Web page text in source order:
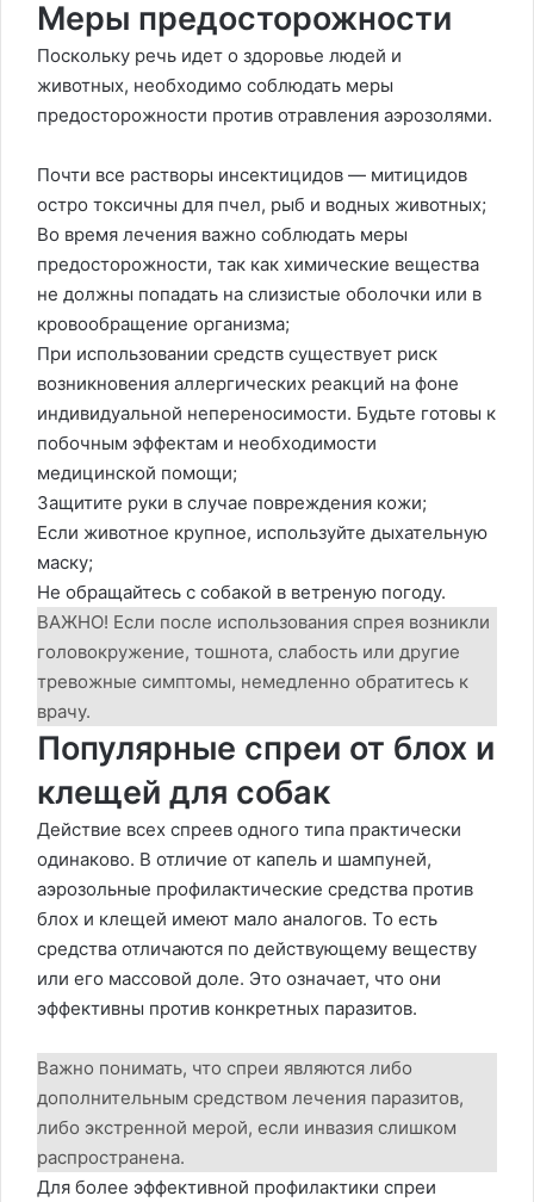
Меры предосторожности
Поскольку речь идет о здоровье людей и
животных, необходимо соблюдать меры
предосторожности против отравления аэрозолями.
Почти все растворы инсектицидов — митицидов
остро токсичны для пчел, рыб и водных животных;
Во время лечения важно соблюдать меры
предосторожности, так как химические вещества
не должны попадать на слизистые оболочки или в
кровообращение организма;
При использовании средств существует риск
возникновения аллергических реакций на фоне
индивидуальной непереносимости. Будьте готовы к
побочным эффектам и необходимости
медицинской помощи;
Защитите руки в случае повреждения кожи;
Если животное крупное, используйте дыхательную
маску;
Не обращайтесь с собакой в ветреную погоду.
ВАЖНО! Если после использования спрея возникли
головокружение, тошнота, слабость или другие
тревожные симптомы, немедленно обратитесь к
врачу.
Популярные спреи от блох и
клещей для собак
Действие всех спреев одного типа практически
одинаково. В отличие от капель и шампуней,
аэрозольные профилактические средства против
блох и клещей имеют мало аналогов. То есть
средства отличаются по действующему веществу
или его массовой доле. Это означает, что они
эффективны против конкретных паразитов.
Важно понимать, что спреи являются либо
дополнительным средством лечения паразитов,
либо экстренной мерой, если инвазия слишком
распространена.
Для более эффективной профилактики спреи